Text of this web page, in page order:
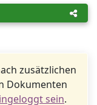
zusätzlichen
Dokumenten
sein.